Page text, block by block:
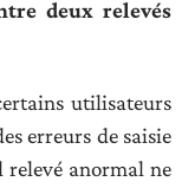
deux relevés
utilisateurs
erreurs de saisie
relevé anormal ne